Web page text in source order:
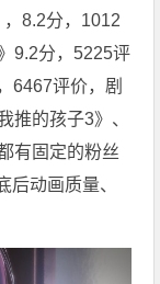
8.2分，1012
9.2分，5225评
6467评价，剧
推的孩子3》、
有固定的粉丝
后动画质量、